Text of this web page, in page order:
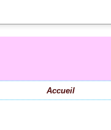
Accueil